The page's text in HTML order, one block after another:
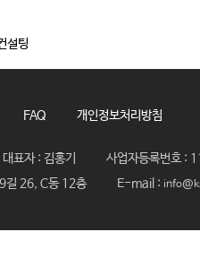
FAQ 개인정보처리방침
대표자 : 김홍기
사업자등록번호
길 26, C동 12층
E-mail :